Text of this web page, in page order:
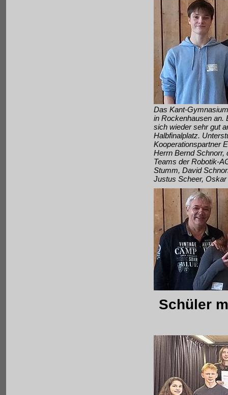
Das Kant-
in Rockenhausen an.
sich wieder sehr gut
Halbfinalplatz.
Kooperationspartner
Herrn Bernd Schnorr,
Teams der Robotik-
Stumm, David
Justus Scheer,
Schüler